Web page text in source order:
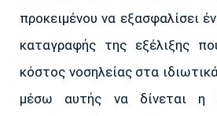
προκειμένου να εξασφαλίσει
καταγραφής της εξέλιξης
κόστος νοσηλείας στα
μέσω αυτής να δίνεται η